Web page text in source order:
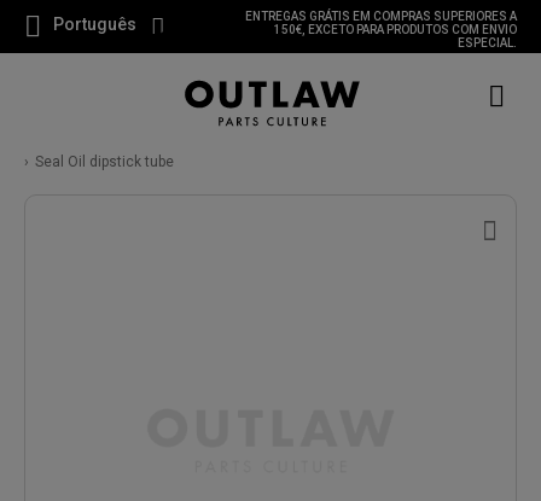
Português
ENTREGAS GRÁTIS EM COMPRAS SUPERIORES A
150€, EXCETO PARA PRODUTOS COM ENVIO
ESPECIAL.
Seal Oil dipstick tube